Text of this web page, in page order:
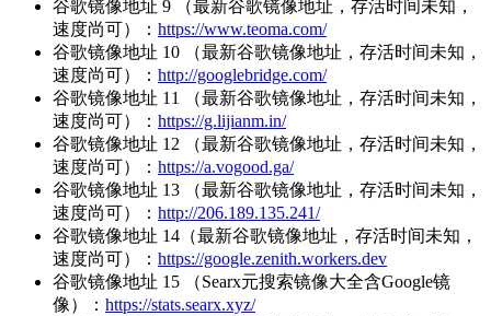
谷歌镜像地址 9 （最新谷歌镜像地址，存活时间未知，
速度尚可）： https://www.teoma.com/
谷歌镜像地址 10 （最新谷歌镜像地址，存活时间未知，
速度尚可）： http://googlebridge.com/
谷歌镜像地址 11 （最新谷歌镜像地址，存活时间未知，
速度尚可）： https://g.lijianm.in/
谷歌镜像地址 12 （最新谷歌镜像地址，存活时间未知，
速度尚可）： https://a.vogood.ga/
谷歌镜像地址 13 （最新谷歌镜像地址，存活时间未知，
速度尚可）： http://206.189.135.241/
谷歌镜像地址 14（最新谷歌镜像地址，存活时间未知，
速度尚可）： https://google.zenith.workers.dev
谷歌镜像地址 15 （Searx元搜索镜像大全含Google镜
像）： https://stats.searx.xyz/